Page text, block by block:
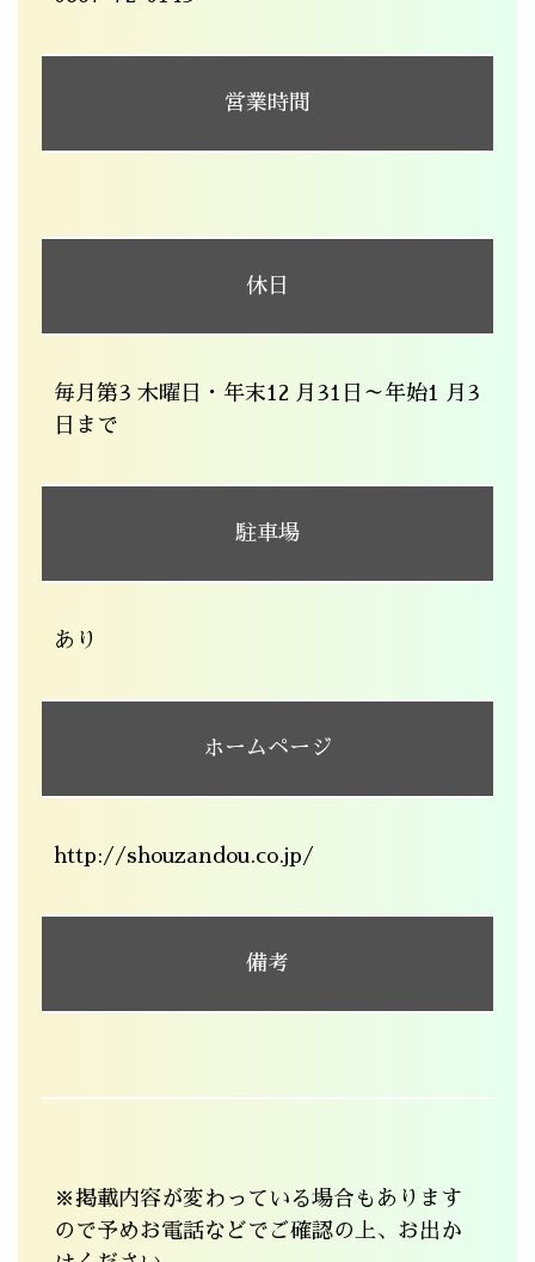
営業時間
休日
毎月第3 木曜日・年末12 月31日～年始1 月3
日まで
駐車場
あり
ホームページ
http://shouzandou.co.jp/
備考
※掲載内容が変わっている場合もあります
ので予めお電話などでご確認の上、お出か